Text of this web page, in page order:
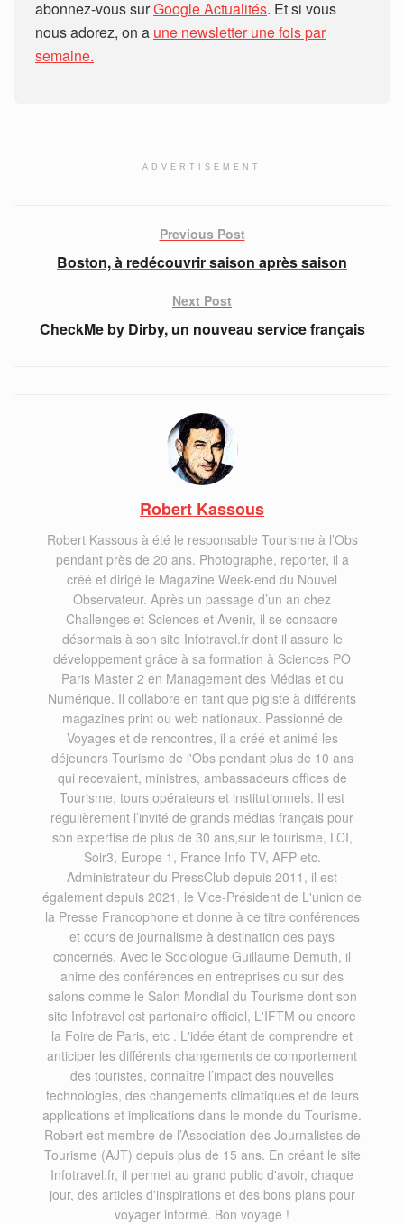
abonnez-vous surGoogle Actualités. Et si vous
nous adorez, on a une newsletter une fois par
semaine.
ADVERTISEMENT
Previous Post
Boston, à redécouvrir saison après saison
Next Post
CheckMe by Dirby, un nouveau service français
Robert Kassous
Robert Kassous à été le responsable Tourisme à l’Obs
pendant près de 20 ans. Photographe, reporter, il a
créé et dirigé le Magazine Week-end du Nouvel
Observateur. Après un passage d’un an chez
Challenges et Sciences et Avenir, il se consacre
désormais à son site Infotravel.fr dont il assure le
développement grâce à sa formation à Sciences PO
Paris Master 2 en Management des Médias et du
Numérique. Il collabore en tant que pigiste à différents
magazines print ou web nationaux. Passionné de
Voyages et de rencontres, il a créé et animé les
déjeuners Tourisme de l'Obs pendant plus de 10 ans
qui recevaient, ministres, ambassadeurs offices de
Tourisme, tours opérateurs et institutionnels. Il est
régulièrement l’invité de grands médias français pour
son expertise de plus de 30 ans,sur le tourisme, LCI,
Soir3, Europe 1, France Info TV, AFP etc.
Administrateur du PressClub depuis 2011, il est
également depuis 2021, le Vice-Président de L'union de
la Presse Francophone et donne à ce titre conférences
et cours de journalisme à destination des pays
concernés. Avec le Sociologue Guillaume Demuth, il
anime des conférences en entreprises ou sur des
salons comme le Salon Mondial du Tourisme dont son
site Infotravel est partenaire officiel, L'IFTM ou encore
la Foire de Paris, etc . L'idée étant de comprendre et
anticiper les différents changements de comportement
des touristes, connaître l’impact des nouvelles
technologies, des changements climatiques et de leurs
applications et implications dans le monde du Tourisme.
Robert est membre de l’Association des Journalistes de
Tourisme (AJT) depuis plus de 15 ans. En créant le site
Infotravel.fr, il permet au grand public d'avoir, chaque
jour, des articles d'inspirations et des bons plans pour
voyager informé. Bon voyage !